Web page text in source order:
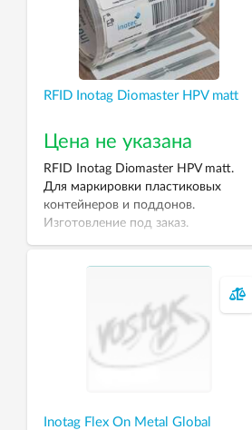
RFID Inotag Diomaster HPV matt
Цена не указана
RFID Inotag Diomaster HPV matt.
Для маркировки пластиковых
контейнеров и поддонов.
Изготовление под заказ.
Inotag Flex On Metal Global